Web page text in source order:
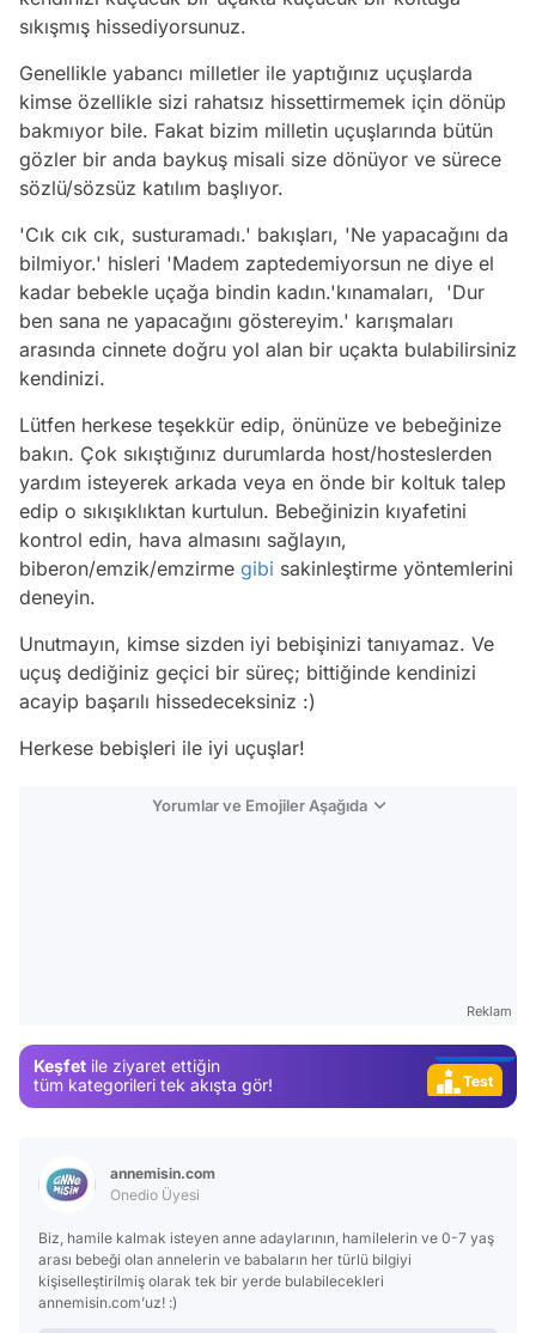
sıkışmış hissediyorsunuz.
Genellikle yabancı milletler ile yaptığınız uçuşlarda
kimse özellikle sizi rahatsız hissettirmemek için dönüp
bakmıyor bile. Fakat bizim milletin uçuşlarında bütün
gözler bir anda baykuş misali size dönüyor ve sürece
sözlü/sözsüz katılım başlıyor.
'Cık cık cık, susturamadı.' bakışları, 'Ne yapacağını da
bilmiyor.' hisleri 'Madem zaptedemiyorsun ne diye el
kadar bebekle uçağa bindin kadın.'kınamaları, 'Dur
ben sana ne yapacağını göstereyim.' karışmaları
arasında cinnete doğru yol alan bir uçakta bulabilirsiniz
kendinizi.
Lütfen herkese teşekkür edip, önünüze ve bebeğinize
bakın. Çok sıkıştığınız durumlarda host/hosteslerden
yardım isteyerek arkada veya en önde bir koltuk talep
edip o sıkışıklıktan kurtulun. Bebeğinizin kıyafetini
kontrol edin, hava almasını sağlayın,
biberon/emzik/emzirme gibi sakinleştirme yöntemlerini
deneyin.
Unutmayın, kimse sizden iyi bebişinizi tanıyamaz. Ve
uçuş dediğiniz geçici bir süreç; bittiğinde kendinizi
acayip başarılı hissedeceksiniz :)
Herkese bebişleri ile iyi uçuşlar!
Yorumlar ve Emojiler Aşağıda
Reklam
Keşfet ile ziyaret ettiğin
tüm kategorileri tek akışta gör!
Test
annemisin.com
Onedio Üyesi
Biz, hamile kalmak isteyen anne adaylarının, hamilelerin ve 0-7 yaş
arası bebeği olan annelerin ve babaların her türlü bilgiyi
kişiselleştirilmiş olarak tek bir yerde bulabilecekleri
annemisin.com’uz! :)